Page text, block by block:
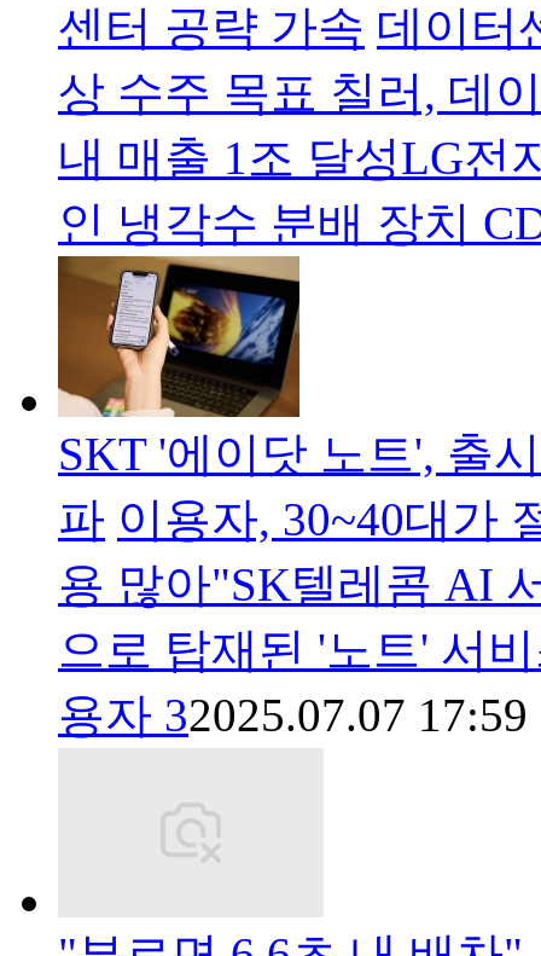
센터 공략 가속 데이터
상 수주 목표 칠러, 데
내 매출 1조 달성LG전
인 냉각수 분배 장치
SKT '에이닷 노트', 출
파 이용자, 30~40대가
용 많아"SK텔레콤 AI
으로 탑재된 '노트' 서
용자 32025.07.07 17:59